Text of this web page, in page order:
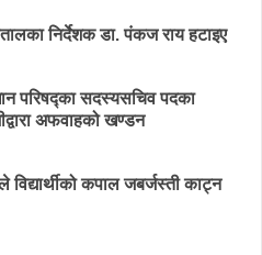
निर्देशक डा. पंकज राय हटाइए
परिषद्का सदस्यसचिव पदका
अफवाहको खण्डन
कपाल जबर्जस्ती काट्न